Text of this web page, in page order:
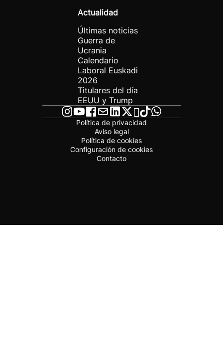
Actualidad
Últimas noticias
Guerra de
Ucrania
Calendario
Laboral Euskadi
2026
Titulares del día
EEUU y Trump
Política de privacidad
Aviso legal
Política de cookies
Configuración de cookies
Contacto